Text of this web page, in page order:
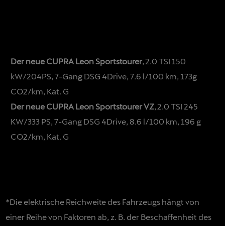
Der neue CUPRA Leon Sportstourer, 2.0 TSI 150
kW/204PS, 7-Gang DSG 4Drive, 7.6 l/100 km, 173g
CO2/km, Kat. G
Der neue CUPRA Leon Sportstourer VZ , 2.0 TSI 245
KW/333 PS, 7-Gang DSG 4Drive, 8.6 l/100 km, 196 g
CO2/km, Kat. G
*Die elektrische Reichweite des Fahrzeugs hängt von
einer Reihe von Faktoren ab, z. B. der Beschaffenheit des